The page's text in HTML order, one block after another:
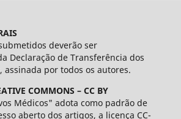
deverão ser
Declaração de Transferência dos
assinada por todos os autores.
COMMONS – CC BY
Médicos" adota como padrão de
aberto dos artigos, a licença CC-